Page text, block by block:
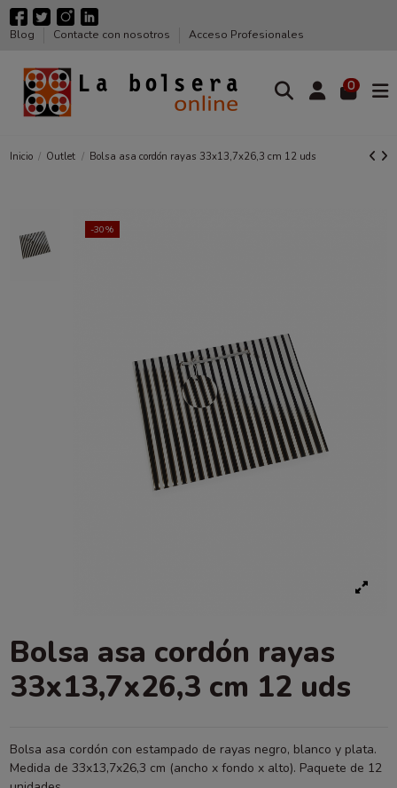
Blog Contacte con nosotros Acceso Profesionales
0
Inicio Outlet Bolsa asa cordón rayas 33x13,7x26,3 cm 12 uds
-30%
Bolsa asa cordón rayas
33x13,7x26,3 cm 12 uds
Bolsa asa cordón con estampado de rayas negro, blanco y plata.
Medida de 33x13,7x26,3 cm (ancho x fondo x alto). Paquete de 12